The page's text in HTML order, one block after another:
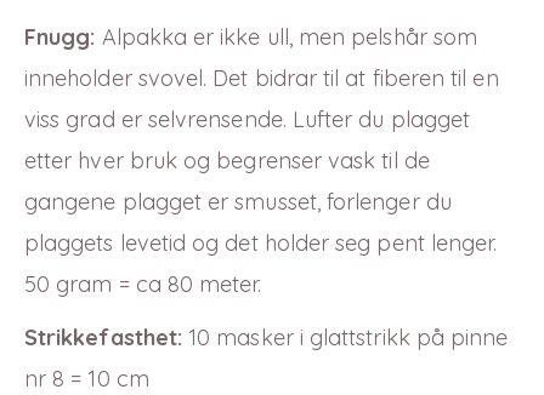
Fnugg: Alpakka er ikke ull, men pelshår som
inneholder svovel. Det bidrar til at fiberen til en
viss grad er selvrensende. Lufter du plagget
etter hver bruk og begrenser vask til de
gangene plagget er smusset, forlenger du
plaggets levetid og det holder seg pent lenger.
50 gram = ca 80 meter.
Strikkefasthet: 10 masker i glattstrikk på pinne
nr 8 = 10 cm